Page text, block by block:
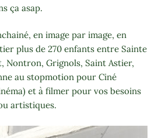
ça asap.
en image par image, en
plus de 270 enfants entre Sainte
Nontron, Grignols, Saint Astier,
au stopmotion pour Ciné
et à filmer pour vos besoins
artistiques.